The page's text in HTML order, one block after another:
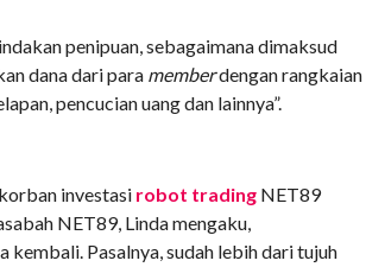
penipuan, sebagaimana dimaksud
dana dari para memberdengan rangkaian
pencucian uang dan lainnya”.
investasi robot tradingNET89
NET89, Linda mengaku,
kembali. Pasalnya, sudah lebih dari tujuh